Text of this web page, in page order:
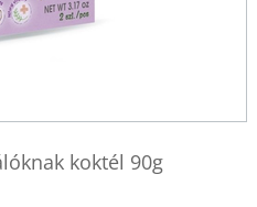
koktél 90g